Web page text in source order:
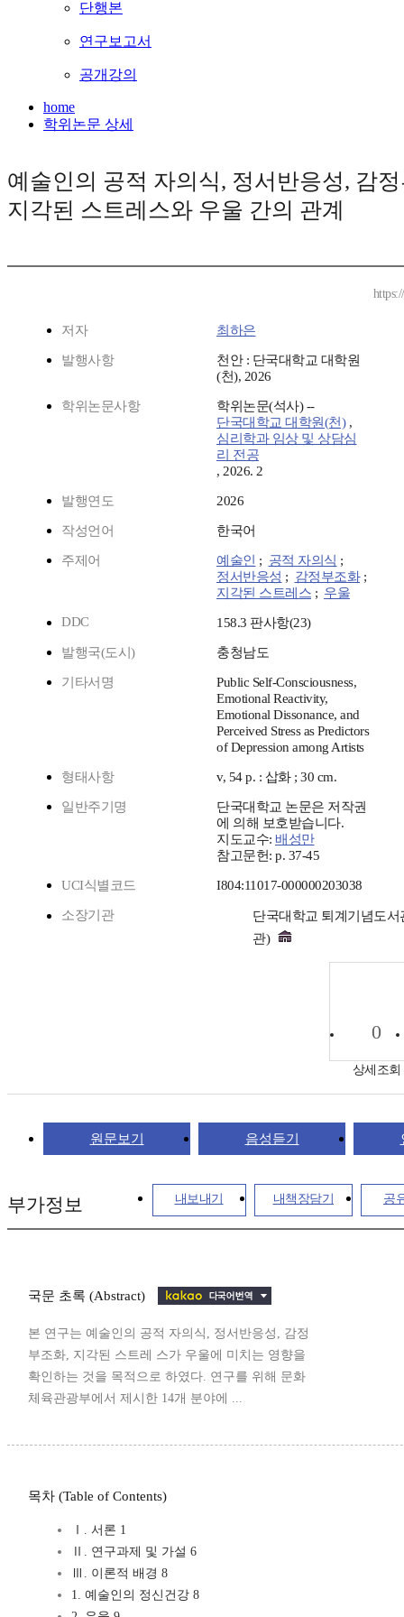
단행본
연구보고서
공개강의
home
학위논문 상세
예술인의 공적 자의식, 정서반응성, 감
지각된 스트레스와 우울 간의 관계
저자 최하은
발행사항
천안 : 단국대학교 대학원
(천), 2026
학위논문사항
학위논문(석사) --
단국대학교 대학원(천),
심리학과 임상 및 상담심
리 전공
, 2026. 2
발행연도 2026
작성언어 한국어
주제어 예술인 ; 공적 자의식 ;
정서반응성 ; 감정부조화;
지각된 스트레스 ; 우울
DDC
158.3 판사항(23)
발행국(도시) 충청남도
기타서명
Public Self-Consciousness,
Emotional Reactivity,
Emotional Dissonance, and
Perceived Stress as Predictors
of Depression among Artists
형태사항 v, 54 p. : 삽화 ; 30 cm.
일반주기명
단국대학교 논문은 저작권
에 의해 보호받습니다.
지도교수: 배성만
참고문헌: p. 37-45
UCI식별코드 I804:11017-000000203038
소장기관
단국대학교 퇴계기념도서
관)
0
상세조회
원문보기 음성듣기
내보내기 내책장담기 공
부가정보
국문 초록 (Abstract)
본 연구는 예술인의 공적 자의식, 정서반응성, 감정
부조화, 지각된 스트레 스가 우울에 미치는 영향을
확인하는 것을 목적으로 하였다. 연구를 위해 문화
체육관광부에서 제시한 14개 분야에 ...
목차 (Table of Contents)
Ⅰ. 서론 1
Ⅱ. 연구과제 및 가설 6
Ⅲ. 이론적 배경 8
1. 예술인의 정신건강 8